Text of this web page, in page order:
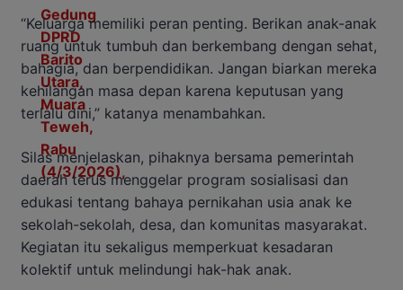
“Keluarga memiliki peran penting. Berikan anak-anak
ruang untuk tumbuh dan berkembang dengan sehat,
bahagia, dan berpendidikan. Jangan biarkan mereka
kehilangan masa depan karena keputusan yang
terlalu dini,” katanya menambahkan.
Silas menjelaskan, pihaknya bersama pemerintah
daerah terus menggelar program sosialisasi dan
edukasi tentang bahaya pernikahan usia anak ke
sekolah-sekolah, desa, dan komunitas masyarakat.
Kegiatan itu sekaligus memperkuat kesadaran
kolektif untuk melindungi hak-hak anak.